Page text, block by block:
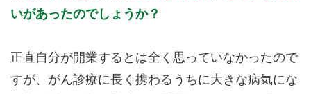
いがあったのでしょうか？
正直自分が開業するとは全く思っていなかったので
すが、がん診療に長く携わるうちに大きな病気にな